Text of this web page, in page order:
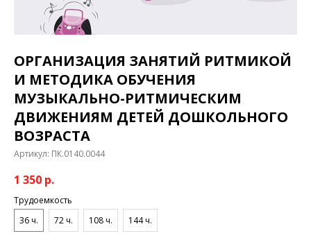
ОРГАНИЗАЦИЯ ЗАНЯТИЙ РИТМИКОЙ
И МЕТОДИКА ОБУЧЕНИЯ
МУЗЫКАЛЬНО-РИТМИЧЕСКИМ
ДВИЖЕНИЯМ ДЕТЕЙ ДОШКОЛЬНОГО
ВОЗРАСТА
Артикул: ПК.0140.0044
1 350 р.
Трудоемкость
36 ч.
72 ч. 108 ч. 144 ч.